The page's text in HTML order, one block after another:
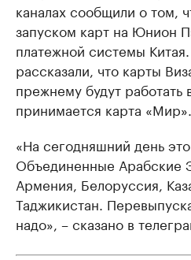
каналах сообщили о том,
запуском карт на Юнион
платежной системы
рассказали, что карты
прежнему будут работать
принимается карта «Мир».
«На сегодняшний день это
Объединенные Арабские
Армения, Белоруссия,
Таджикистан.
надо», – сказано в